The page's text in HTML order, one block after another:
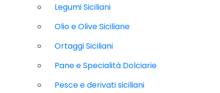
Legumi Siciliani
Olio e Olive Siciliane
Ortaggi Siciliani
Pane e Specialità Dolciarie
Pesce e derivati siciliani